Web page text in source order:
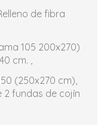
de fibra
105 200x270)
cm. ,
(250x270 cm),
2 fundas de cojín